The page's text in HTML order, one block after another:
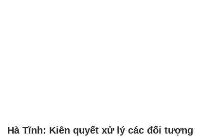
Hà Tĩnh: Kiên quyết xử lý các đối tượng